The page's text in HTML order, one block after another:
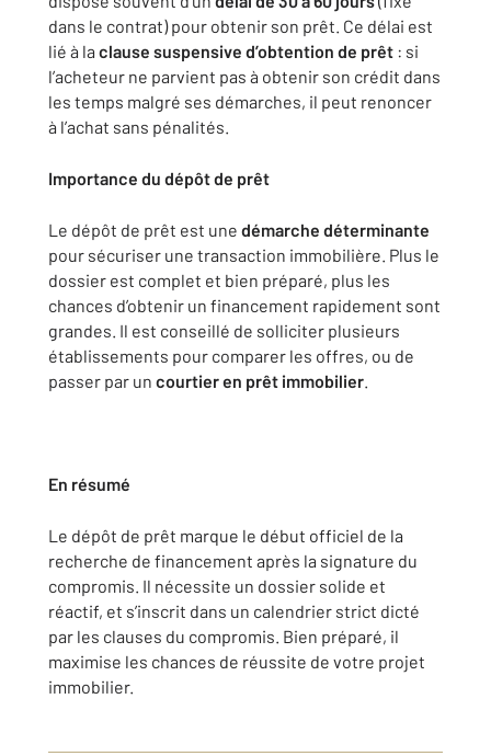
dans le contrat) pour obtenir son prêt. Ce délai est
lié à la clause suspensive d’obtention de prêt : si
l’acheteur ne parvient pas à obtenir son crédit dans
les temps malgré ses démarches, il peut renoncer
à l’achat sans pénalités.
Importance du dépôt de prêt
Le dépôt de prêt est une démarche déterminante
pour sécuriser une transaction immobilière. Plus le
dossier est complet et bien préparé, plus les
chances d’obtenir un financement rapidement sont
grandes. Il est conseillé de solliciter plusieurs
établissements pour comparer les offres, ou de
passer par un courtier en prêt immobilier
En résumé
Le dépôt de prêt marque le début officiel de la
recherche de financement après la signature du
compromis. Il nécessite un dossier solide et
réactif, et s’inscrit dans un calendrier strict dicté
par les clauses du compromis. Bien préparé, il
maximise les chances de réussite de votre projet
immobilier.